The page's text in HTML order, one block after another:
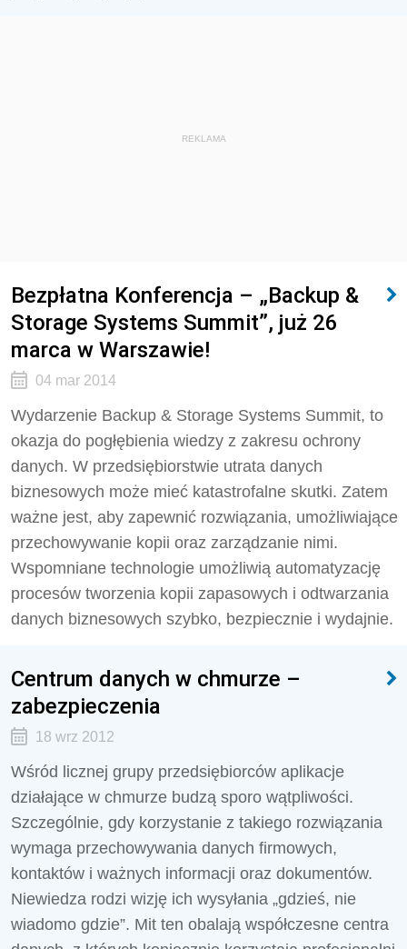
REKLAMA
Bezpłatna Konferencja – „Backup &
Storage Systems Summit”, już 26
marca w Warszawie!
04 mar 2014
Wydarzenie Backup & Storage Systems Summit, to
okazja do pogłębienia wiedzy z zakresu ochrony
danych. W przedsiębiorstwie utrata danych
biznesowych może mieć katastrofalne skutki. Zatem
ważne jest, aby zapewnić rozwiązania, umożliwiające
przechowywanie kopii oraz zarządzanie nimi.
Wspomniane technologie umożliwią automatyzację
procesów tworzenia kopii zapasowych i odtwarzania
danych biznesowych szybko, bezpiecznie i wydajnie.
Centrum danych w chmurze –
zabezpieczenia
18 wrz 2012
Wśród licznej grupy przedsiębiorców aplikacje
działające w chmurze budzą sporo wątpliwości.
Szczególnie, gdy korzystanie z takiego rozwiązania
wymaga przechowywania danych firmowych,
kontaktów i ważnych informacji oraz dokumentów.
Niewiedza rodzi wizję ich wysyłania „gdzieś, nie
wiadomo gdzie”. Mit ten obalają współczesne centra